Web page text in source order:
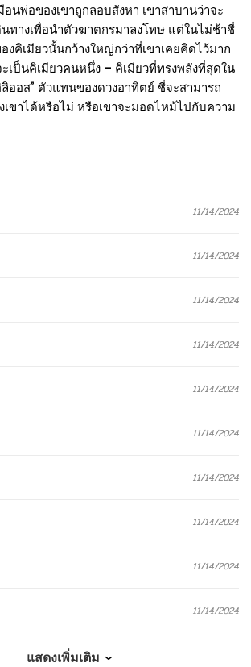
อนพ่อของเขาถูกลอบสังหา เขาสาบานว่าจะ
ทางเพื่อนำตัวฆาตกรมาลงโทษ แต่ในไม่ช้าชี่
งคิเมียวนั้นกว้างใหญ่กว่าที่เขาเคยคิดไว้มาก
ะเป็นคิเมียวคนหนึ่ง – คิเมียวที่ทรงพลังที่สุดใน
ออส” ตัวแทนของดวงอาทิตย์ ชี่จะสามารถ
ขาได้หรือไม่ หรือเขาจะมอดไหม้ไปกับความ
11/14/2024
11/14/2024
11/14/2024
11/14/2024
11/14/2024
11/14/2024
11/14/2024
11/14/2024
11/14/2024
11/14/2024
แสดงเพิ่มเติม